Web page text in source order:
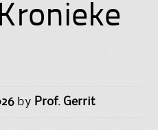
by Prof. Gerrit